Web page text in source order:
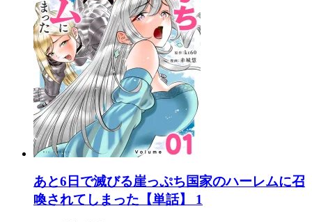
あと6日で滅びる崖っぷち国家のハーレムに召
喚されてしまった【単話】 1